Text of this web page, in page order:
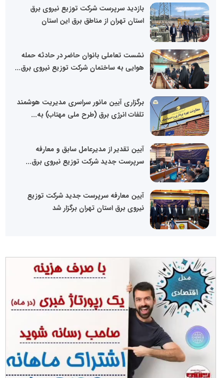
بازدید سرپرست شرکت توزیع نیروی برق
استان تهران از مناطق برق این استان
نشست تعاملی بانوان حاضر در حادثه حمله
هوایی به ساختمان شرکت توزیع نیروی برق...
برگزاری آیین مانور سراسری مدیریت هوشمند
تلفات انرژی برق (طرح ملی مهتاب) به...
آیین تقدیر از مدیرعامل سابق و معارفه
سرپرست جدید شرکت توزیع نیروی برق...
آیین معارفه سرپرست جدید شرکت توزیع
نیروی برق استان تهران برگزار شد